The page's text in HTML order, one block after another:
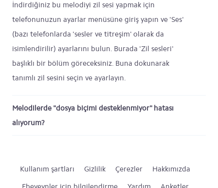
İndirdiğiniz bu melodiyi zil sesi yapmak için
telefonunuzun ayarlar menüsüne giriş yapın ve 'Ses'
(bazı telefonlarda 'sesler ve titreşim' olarak da
isimlendirilir) ayarlarını bulun. Burada 'Zil sesleri'
başlıklı bir bölüm göreceksiniz. Buna dokunarak
tanımlı zil sesini seçin ve ayarlayın.
Melodilerde "dosya biçimi desteklenmiyor" hatası
alıyorum?
Kullanım şartları Gizlilik Çerezler
Hakkımızda